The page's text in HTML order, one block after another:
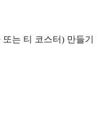
는 티 코스터) 만들기